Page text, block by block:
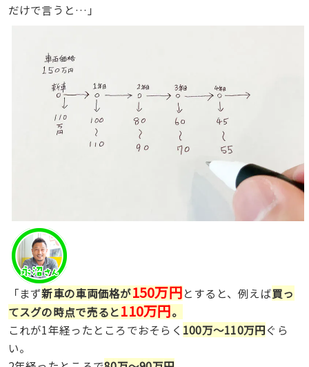
だけで言うと…」
「まず新車の車両価格が150万円とすると、例えば買っ
てスグの時点で売ると110万円。
これが1年経ったところでおそらく 100万〜110万円ぐら
い。